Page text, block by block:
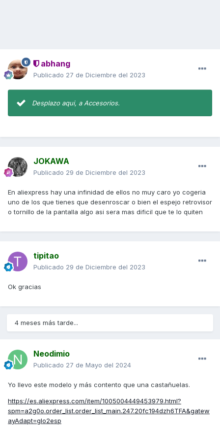
abhang
Publicado 27 de Diciembre del 2023
Desplazo aqui, a Accesorios.
JOKAWA
Publicado 29 de Diciembre del 2023
En aliexpress hay una infinidad de ellos no muy caro yo cogeria
uno de los que tienes que desenroscar o bien el espejo retrovisor
o tornillo de la pantalla algo asi sera mas dificil que te lo quiten
tipitao
Publicado 29 de Diciembre del 2023
Ok gracias
4 meses más tarde...
Neodimio
Publicado 27 de Mayo del 2024
Yo llevo este modelo y más contento que una castañuelas.
https://es.aliexpress.com/item/1005004449453979.html?
spm=a2g0o.order_list.order_list_main.247.20fc194dzh6TFA&gatew
ayAdapt=glo2esp